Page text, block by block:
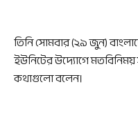
তিনি সোমবার (২৯ জুন)
ইউনিটের উদ্যোগে
কথাগুলো বলেন।